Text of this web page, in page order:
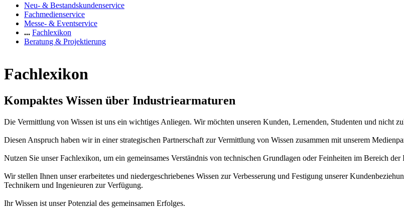
Neu- & Bestandskundenservice
Fachmedienservice
Messe- & Eventservice
... Fachlexikon
Beratung & Projektierung
Fachlexikon
Kompaktes Wissen über Industriearmaturen
Die Vermittlung von Wissen ist uns ein wichtiges Anliegen. Wir möchten unseren Kunden, Lernenden, Studenten und nicht
Diesen Anspruch haben wir in einer strategischen Partnerschaft zur Vermittlung von Wissen zusammen mit unserem
Nutzen Sie unser Fachlexikon, um ein gemeinsames Verständnis von technischen Grundlagen oder Feinheiten im Bereich
Wir stellen Ihnen unser erarbeitetes und niedergeschriebenes Wissen zur Verbesserung und Festigung unserer
Technikern und Ingenieuren zur Verfügung.
Ihr Wissen ist unser Potenzial des gemeinsamen Erfolges.